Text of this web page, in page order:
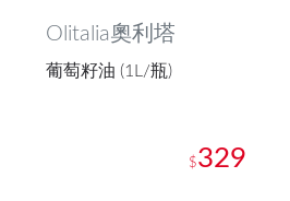
Olitalia奧利塔
葡萄籽油 (1L/瓶)
$329